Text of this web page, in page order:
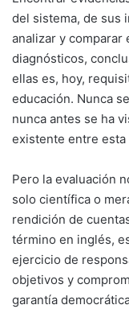
del sistema, de sus
analizar y comparar
diagnósticos,
ellas es, hoy,
educación. Nunca
nunca antes se ha
existente entre
Pero la evaluación
solo científica o
rendición de
término en inglés,
ejercicio de
objetivos y
garantía